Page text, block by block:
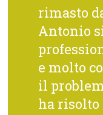
rimasto
Antonio
e molto
il
ha risolto